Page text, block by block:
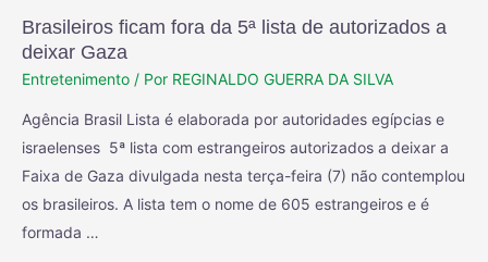
Brasileiros ficam fora da 5ª lista de autorizados a
deixar Gaza
Entretenimento / Por REGINALDO GUERRA DA SILVA
Agência Brasil Lista é elaborada por autoridades egípcias e
israelenses 5ª lista com estrangeiros autorizados a deixar a
Faixa de Gaza divulgada nesta terça-feira (7) não contemplou
os brasileiros. A lista tem o nome de 605 estrangeiros e é
formada …